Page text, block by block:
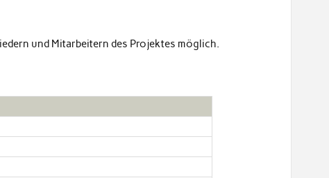
und Mitarbeitern des Projektes möglich.